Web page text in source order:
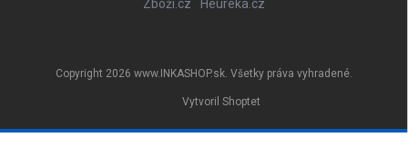
Zboží.cz Heureka.cz
Vytvoril Shoptet
Copyright 2026 www.INKASHOP.sk. Všetky práva vyhradené.